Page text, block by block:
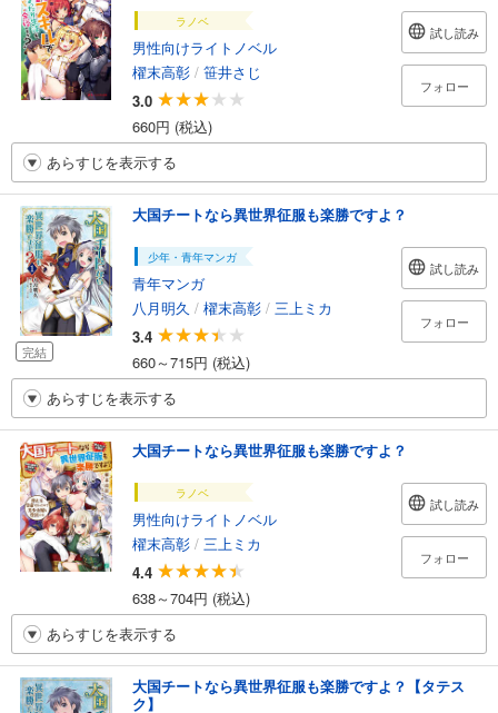
ラノベ
男性向けライトノベル
櫂末高彰 / 笹井さじ
3.0
660円 (税込)
試し読み
フォロー
あらすじを表示する
完結
大国チートなら異世界征服も楽勝ですよ？
少年・青年マンガ
青年マンガ
八月明久 / 櫂末高彰 / 三上ミカ
3.4
660～715円 (税込)
試し読み
フォロー
あらすじを表示する
大国チートなら異世界征服も楽勝ですよ？
ラノベ
男性向けライトノベル
櫂末高彰 / 三上ミカ
4.4
638～704円 (税込)
試し読み
フォロー
あらすじを表示する
大国チートなら異世界征服も楽勝ですよ？【タテス
ク】